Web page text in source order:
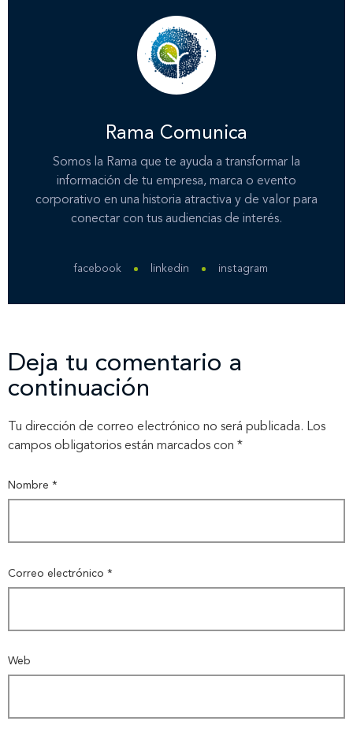
Nuestros servicios
Nuestros clientes
Contáctanos
Rama Comunica
Somos la Rama que te ayuda a transformar la
información de tu empresa, marca o evento
corporativo en una historia atractiva y de valor para
conectar con tus audiencias de interés.
facebook linkedin instagram
Deja tu comentario a
continuación
Tu dirección de correo electrónico no será publicada. Los
campos obligatorios están marcados con *
Nombre *
Correo electrónico *
Web